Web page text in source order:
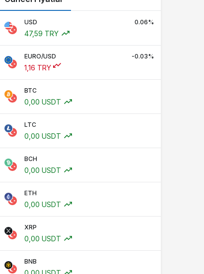
USD 0.06%
47,59 TRY
EURO/USD -0.03%
1,16 TRY
BTC
0,00 USDT
LTC
0,00 USDT
BCH
0,00 USDT
ETH
0,00 USDT
XRP
0,00 USDT
BNB